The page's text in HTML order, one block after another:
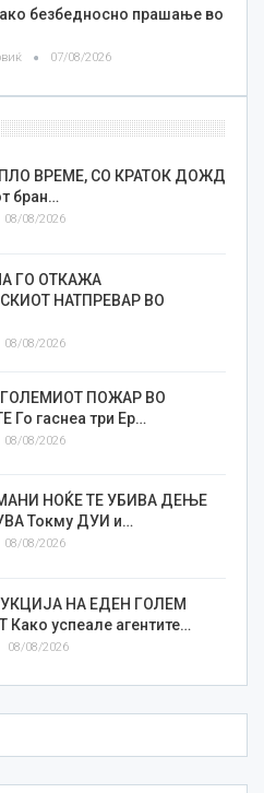
безбедносно прашање во
07/08/2026
ВРЕМЕ, СО КРАТОК ДОЖД
бран…
08/08/2026
ГО ОТКАЖА
НАТПРЕВАР ВО
08/08/2026
ГОЛЕМИОТ ПОЖАР ВО
гаснеа три Ер…
08/08/2026
НОЌЕ ТЕ УБИВА ДЕЊЕ
Токму ДУИ и…
08/08/2026
НА ЕДЕН ГОЛЕМ
успеале агентите…
08/08/2026